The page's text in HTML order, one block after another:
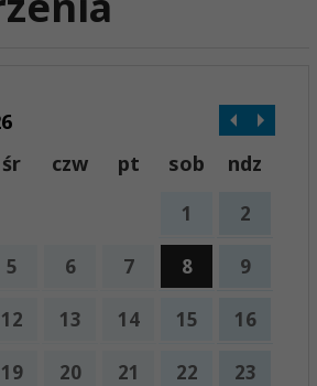
śr czw pt sob ndz
1 2
5 6 7 8 9
12 13 14 15 16
19 20 21 22 23